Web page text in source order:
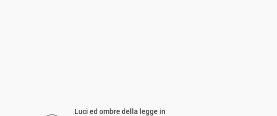
Luci ed ombre della legge in